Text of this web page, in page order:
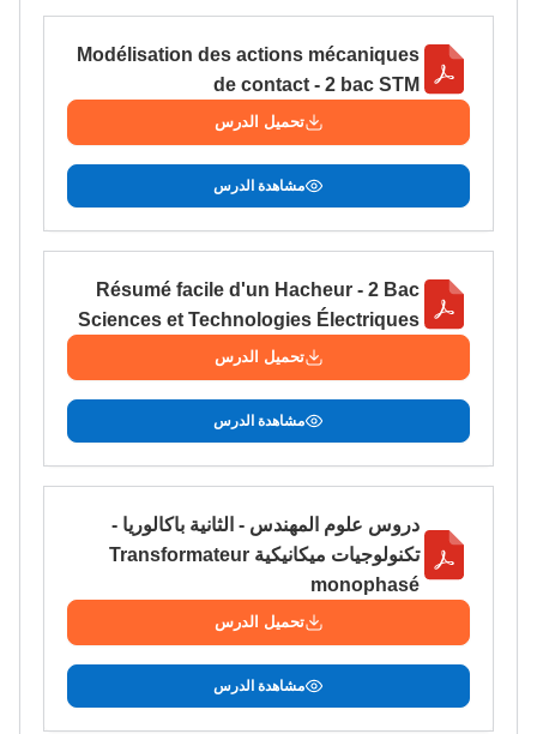
سامورا
بطلة المغرب فالقفز
الطولي، ملاك البردع
كتحكي على تجربتها
فالرّياضة و الدّراسة
Modélisation des actions mécaniques
de contact - 2 bac STM
تحميل الدرس
مشاهدة الدرس
Résumé facile d'un Hacheur - 2 Bac
Sciences et Technologies Électriques
تحميل الدرس
مشاهدة الدرس
دروس علوم المهندس - الثانية باكالوريا -
تكنولوجيات ميكانيكية Transformateur
monophasé
تحميل الدرس
مشاهدة الدرس